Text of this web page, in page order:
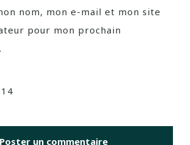
nom, mon e-mail et mon site
pour mon prochain
14